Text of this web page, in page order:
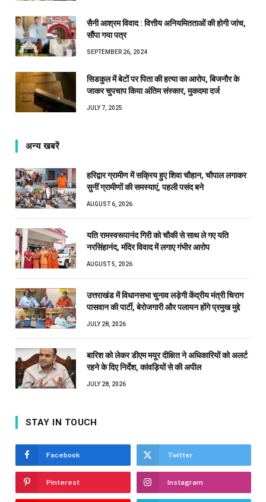
सैनी आश्रम विवाद : वित्तीय अनियमितताओं की होगी जांच,
सौंपा गया पत्र
SEPTEMBER 26, 2024
सिडकुल में बेटों पर पिता की हत्या का आरोप, बिजनौर के
जाकर चुपचाप किया अंतिम संस्कार, मुकदमा दर्ज
JULY 7, 2025
अन्य खबरें
हरिद्वार ग्रामीण में सक्रिय हुए शिवा चौहान, चौपाल लगाकर
सुनीं ग्रामीणों की समस्याएं, पहली पसंद बने
AUGUST 6, 2026
यति रामस्वरूपानंद गिरी को चौकी से साथ ले गए यति
नरसिंहानंद, मंदिर विवाद में लगाए गंभीर आरोप
AUGUST 5, 2026
उत्तराखंड में विधानसभा चुनाव लड़ेगी केंद्रीय मंत्री चिराग
पासवान की पार्टी, बेरोजगारी और पलायन होंगे प्रमुख मुद्दे
JULY 28, 2026
बारिश को लेकर डीएम मयूर दीक्षित ने अधिकारियों को अलर्ट
रहने के दिए निर्देश, कांवड़ियों से की अपील
JULY 28, 2026
STAY IN TOUCH
Facebook Twitter
Pinterest Instagram